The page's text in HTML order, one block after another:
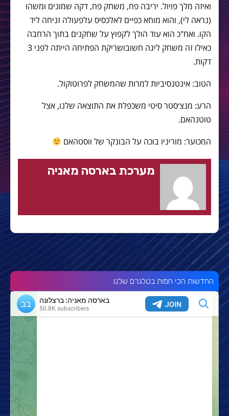
ואיזה מלך פויול. יריבה פח, משחק פח, דקה שמונים ומשהו
(נראה לי), והוא מוחא כפיים לאלכסיס עלפעולה זניחה ליד
הקו. ואח"כ הוא עוד הולך לקפוץ על שחקנים בתוך הרחבה
כאילו זה משחק ליגה חשובושריקת הפתיחה הייתה לפני
דקות.
הטוב: אינטנסיביות למרות שהמשחק לפרוטוקול.
הרע: מנצ׳סטר סיטי משכפלת את התוצאה שלנו, אצל
טוטנהאם.
המכוער: מוריניו בוכה על הבונקר של ווסטהאם
מערכת בארסה מאניה
החדשות הכי חמות בטלגרם שלנו